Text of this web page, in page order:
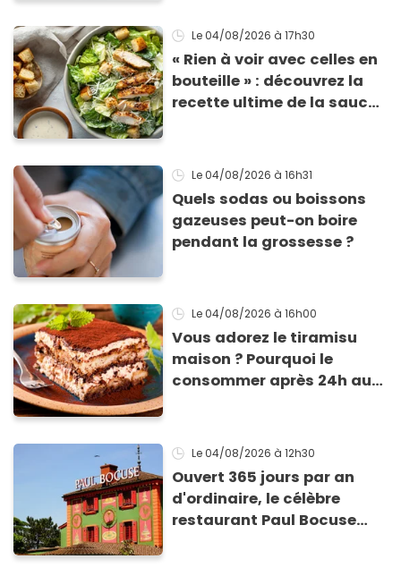
morceaux de verre
Le 04/08/2026 à 17h30
« Rien à voir avec celles en
bouteille » : découvrez la
recette ultime de la sauce
Le 04/08/2026 à 16h31
Quels sodas ou boissons
gazeuses peut-on boire
pendant la grossesse ?
Le 04/08/2026 à 16h00
Vous adorez le tiramisu
maison ? Pourquoi le
consommer après 24h au
Le 04/08/2026 à 12h30
Ouvert 365 jours par an
d'ordinaire, le célèbre
restaurant Paul Bocuse